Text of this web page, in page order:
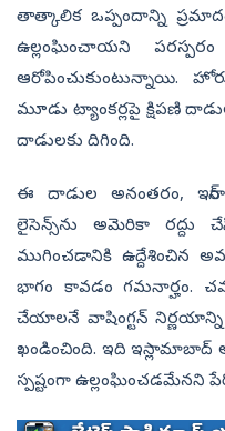
తాత్కాలిక ఒప్పందాన్ని
ఉల్లంఘించాయని
ఆరోపించుకుంటున్నాయి.
మూడు ట్యాంకర్లపై క్షిపణి
దాడులకు దిగింది.
ఈ దాడుల అనంతరం,
లైసెన్స్‌ను అమెరికా రద్దు
ముగించడానికి ఉద్దేశించిన
భాగం కావడం గమనార్హం.
చేయాలనే వాషింగ్టన్ నిర్ణయాన్ని
ఖండించింది. ఇది ఇస్లామాబాద్
స్పష్టంగా ఉల్లంఘించడమేనని